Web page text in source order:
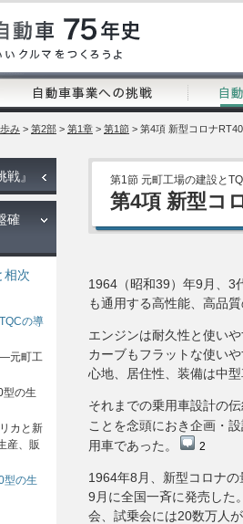
み > 第2部 > 第1章 > 第1節 > 第4項 新型コロナ
第1節 元町工場の建設と
第4項 新型コ
1964（昭和39）年9月、3
も通用する高性能、高品
エンジンは耐久性と使い
カーブもフラットな使い
心地、居住性、装備は中
それまでの乗用車設計の
ことを念頭におき企画・
用車であった。
2
1964年8月、新型コロナ
9月に全国一斉に発売した
会、試乗会には20数万人
』
確
相次
の導
―元町工
型の生
カと新
産、販
型の生